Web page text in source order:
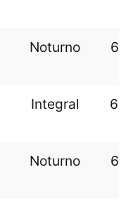
Noturno
Integral
Noturno